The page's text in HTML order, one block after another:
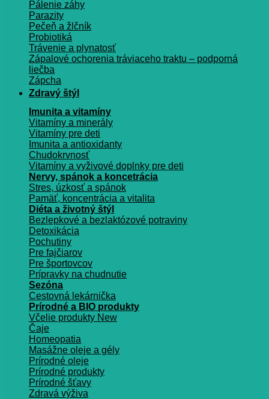
Pálenie záhy
Parazity
Pečeň a žlčník
Probiotiká
Trávenie a plynatosť
Zápalové ochorenia tráviaceho traktu – podporná
liečba
Zápcha
Zdravý štýl
Imunita a vitamíny
Vitamíny a minerály
Vitamíny pre deti
Imunita a antioxidanty
Chudokrvnosť
Vitamíny a vyživové doplnky pre deti
Nervy, spánok a koncetrácia
Stres, úzkosť a spánok
Pamäť, koncentrácia a vitalita
Diéta a životný štýl
Bezlepkové a bezlaktózové potraviny
Detoxikácia
Pochutiny
Pre fajčiarov
Pre športovcov
Prípravky na chudnutie
Sezóna
Cestovná lekárnička
Prírodné a BIO produkty
Včelie produkty
Čaje
Homeopatia
Masážne oleje a gély
Prírodné oleje
Prírodné produkty
Prírodné šťavy
Zdravá výživa